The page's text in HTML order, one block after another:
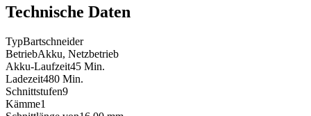
Technische Daten
TypBartschneider
BetriebAkku, Netzbetrieb
Akku-Laufzeit45 Min.
Ladezeit480 Min.
Schnittstufen9
Kämme1